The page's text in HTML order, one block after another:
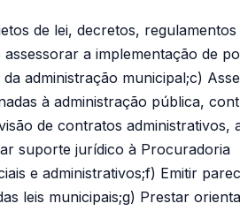
de lei, decretos, regulamentos
a implementação de
administração municipal;c)
à administração pública,
de contratos administrativos,
suporte jurídico à Procuradoria
e administrativos;f) Emitir
leis municipais;g) Prestar